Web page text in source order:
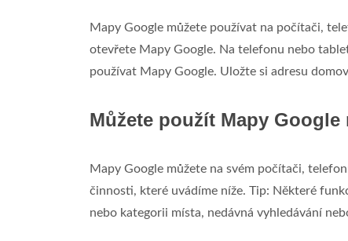
Mapy Google můžete používat na počítači,
otevřete Mapy Google. Na telefonu nebo
používat Mapy Google. Uložte si adresu
Můžete použít Mapy
Mapy Google můžete na svém počítači,
činnosti, které uvádíme níže. Tip: Některé
nebo kategorii místa, nedávná vyhledávání